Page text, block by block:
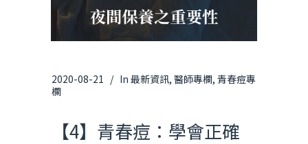
2020-08-21 In 最新資訊, 醫師專欄, 青春痘專
欄
【4】青春痘：學會正確